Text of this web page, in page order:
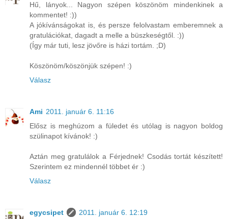
Hű, lányok... Nagyon szépen köszönöm mindenkinek a
kommentet! :))
A jókívánságokat is, és persze felolvastam emberemnek a
gratulációkat, dagadt a melle a büszkeségtől. :))
(Így már tuti, lesz jövőre is házi tortám. ;D)
Köszönöm/köszönjük szépen! :)
Válasz
Ami 2011. január 6. 11:16
Elősz is meghúzom a füledet és utólag is nagyon boldog
szülinapot kívánok! :)
Aztán meg gratulálok a Férjednek! Csodás tortát készített!
Szerintem ez mindennél többet ér :)
Válasz
egycsipet
2011. január 6. 12:19